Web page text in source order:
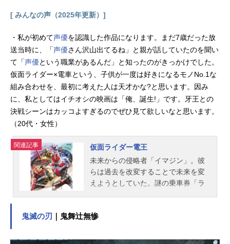
[ みんなの声（2025年更新）]
・私が初めて声優を認識した作品になります。まだ7歳だった放
送当時に、「声優さん沢山出てるね」と親が話していたのを聞い
て「声優という職業があるんだ」と知ったのがきっかけでした。
仮面ライダー×電車という、子供が一度は好きになるモノNo.1な
組み合わせを、最初に考えた人は天才かな?と思います。因み
に、私としてはイチオシの映画は「俺、誕生!」です。牙王との
決戦シーンはカッコよすぎるのでぜひ見て欲しいなと思います。
（20代・女性）
関連記事
仮面ライダー電王
未来からの侵略者「イマジン」。彼
らは過去を改変することで未来を変
えようとしていた。謎の乗車券「ラ
越える列車「デンライナー」と遭遇
れてしまう。だが良太郎は、自分に
鬼滅の刃 ｜鬼舞辻無惨